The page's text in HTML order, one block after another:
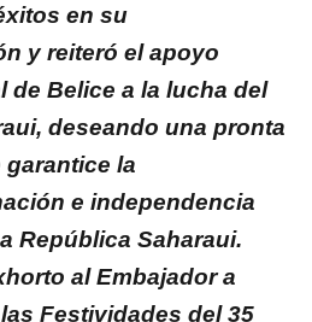
en su
y reiteró el apoyo
de Belice a la lucha del
deseando una pronta
la
e independencia
República Saharaui.
al Embajador a
Festividades del 35